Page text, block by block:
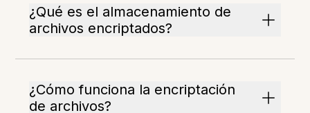
¿Qué es el almacenamiento de
archivos encriptados?
¿Cómo funciona la encriptación
de archivos?